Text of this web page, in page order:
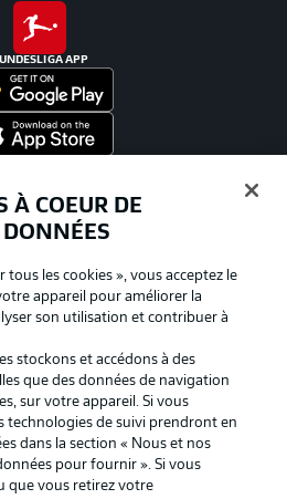
APP
Conditions d’utilisation des
À COEUR DE
DONNÉES
tous les cookies », vous acceptez le
appareil pour améliorer la
son utilisation et contribuer à
stockons et accédons à des
que des données de navigation
sur votre appareil. Si vous
technologies de suivi prendront en
dans la section « Nous et nos
pour fournir ». Si vous
que vous retirez votre